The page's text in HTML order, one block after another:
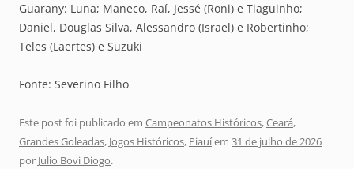
Guarany: Luna; Maneco, Raí, Jessé (Roni) e Tiaguinho;
Daniel, Douglas Silva, Alessandro (Israel) e Robertinho;
Teles (Laertes) e Suzuki
Fonte: Severino Filho
Este post foi publicado em Campeonatos Históricos,Ceará,
Grandes Goleadas, Jogos Históricos, Piauíem 31 de julho de 2026
por Julio Bovi Diogo.